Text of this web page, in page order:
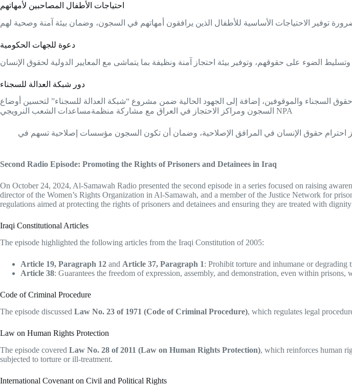
احتياجات الأطفال المصاحبين لأمهاتهم
دعوة للجهات الحكومية
دور شبكة العدالة للسجناء
الوعي حول حقوق السجناء والموقوفين، إضافة إلى الجهود الحالية ضمن مشروع “شبكة العدالة للسجناء” لتحسين أوضاع
السجون ومراكز الاحتجاز في العراق مع مشاركة منظمةمساعدات الشعب النرويجي NPA
احترام حقوق الإنسان في المرافق الإصلاحية، وضمان أن تكون السجون مؤسسات إصلاحية تسهم في
Second Radio Episode: Promoting the Rights of Prisoners and Detainees in Iraq
On October 24, 2024, Al-Samawah Radio presented the second episode in a series focused on raising
director of the Women’s Rights Organization in Al-Samawah, and a member of the Justice Network for
regulations aimed at protecting the rights of prisoners and detainees and ensuring they are treated with
Iraqi Constitutional Articles
The episode highlighted the following articles from the Iraqi Constitution of 2005:
Article 19, Paragraph 12 and Article 37, Paragraph 1: Prohibit torture and inhumane or degrading
Article 38: Guarantees the freedom of expression, assembly, and demonstration, even within
Code of Criminal Procedure
The episode discussed Law No. 23 of 1971 (Code of Criminal Procedure), which regulates legal
Law on Human Rights Protection
The episode covered Law No. 28 of 2011 (Law on Human Rights Protection), which reinforces human
subjected to torture or ill-treatment.
International Covenant on Civil and Political Rights